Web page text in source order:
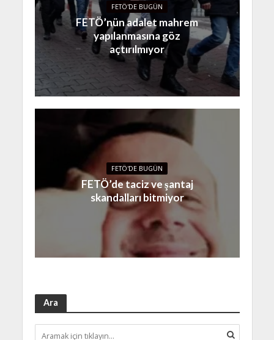
FETÖ'DE BUGÜN
FETÖ’nün adalet mahrem
yapılanmasına göz
açtırılmıyor
FETÖ'DE BUGÜN
FETÖ’de taciz ve şantaj
skandalları bitmiyor
Ara